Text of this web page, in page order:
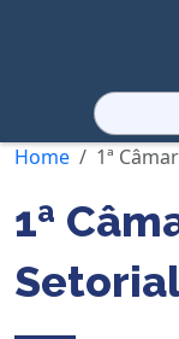
Pesquisar
por:
Home
1ª
1ª